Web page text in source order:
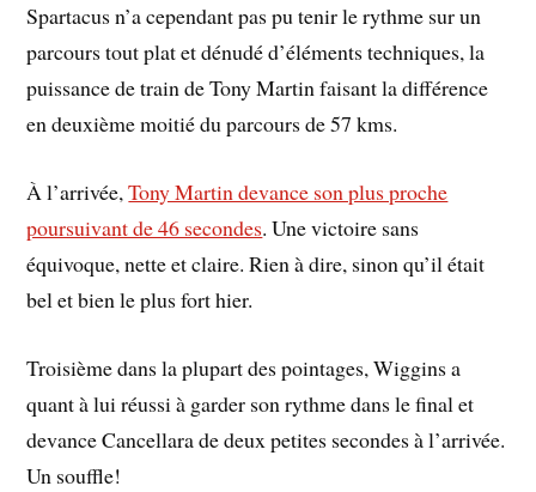
Spartacus n’a cependant pas pu tenir le rythme sur un
parcours tout plat et dénudé d’éléments techniques, la
puissance de train de Tony Martin faisant la différence
en deuxième moitié du parcours de 57 kms.
À l’arrivée,Tony Martin devance son plus proche
poursuivant de 46 secondes. Une victoire sans
équivoque, nette et claire. Rien à dire, sinon qu’il était
bel et bien le plus fort hier.
Troisième dans la plupart des pointages, Wiggins a
quant à lui réussi à garder son rythme dans le final et
devance Cancellara de deux petites secondes à l’arrivée.
Un souffle!